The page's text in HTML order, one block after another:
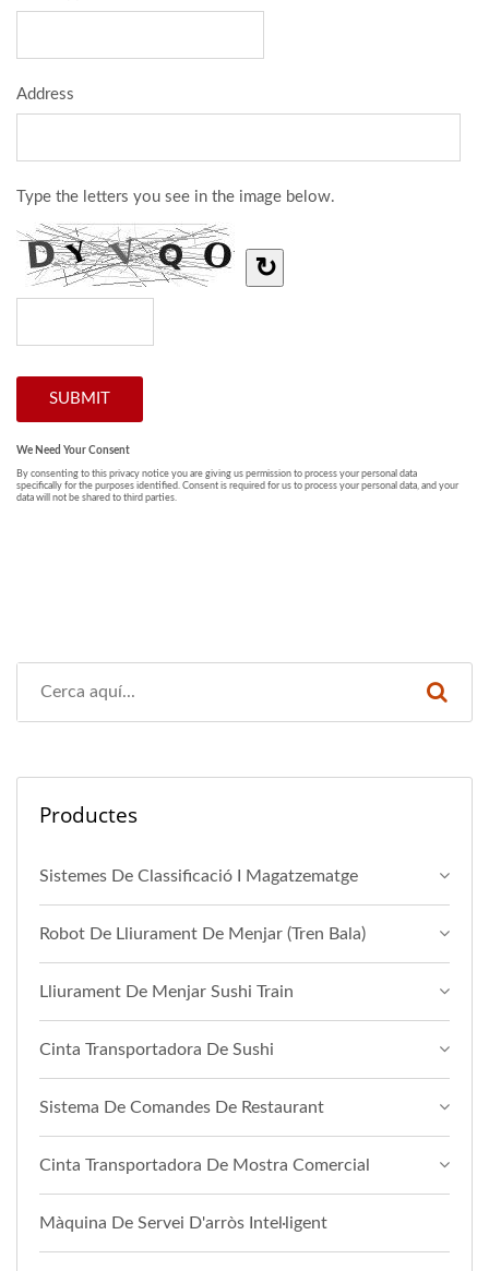
Productes
Sistemes De Classificació I Magatzematge
Robot De Lliurament De Menjar (Tren Bala)
Lliurament De Menjar Sushi Train
Cinta Transportadora De Sushi
Sistema De Comandes De Restaurant
Cinta Transportadora De Mostra Comercial
Màquina De Servei D'arròs Intel·ligent